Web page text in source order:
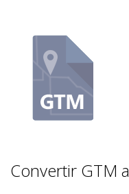
Convertir GTM a